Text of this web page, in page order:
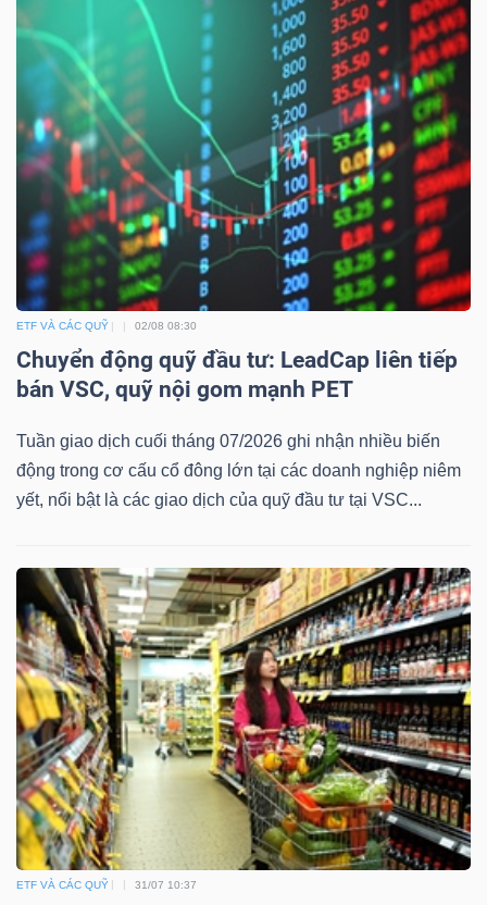
ETF VÀ CÁC QUỸ 02/08 08:30
Chuyển động quỹ đầu tư: LeadCap liên tiếp
bán VSC, quỹ nội gom mạnh PET
Tuần giao dịch cuối tháng 07/2026 ghi nhận nhiều biến
động trong cơ cấu cổ đông lớn tại các doanh nghiệp niêm
yết, nổi bật là các giao dịch của quỹ đầu tư tại VSC...
ETF VÀ CÁC QUỸ 31/07 10:37
Công
đầu
tư
Truyền
thông
tài
chính
tài
chính